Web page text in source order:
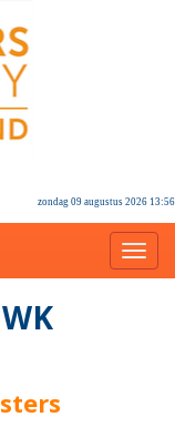
zondag 09 augustus 2026 13:56